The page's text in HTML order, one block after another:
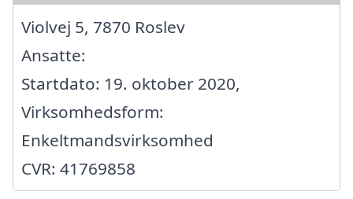
Violvej 5, 7870 Roslev
Ansatte:
Startdato: 19. oktober 2020,
Virksomhedsform:
Enkeltmandsvirksomhed
CVR: 41769858